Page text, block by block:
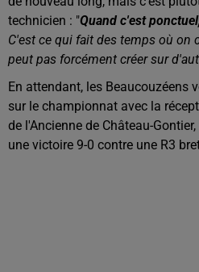
technicien : "Quand c'est
C'est ce qui fait des temps où on
peut pas forcément créer sur
En attendant, les Beaucouzéens
sur le championnat avec la
de l'Ancienne de Château-
une victoire 9-0 contre une R3